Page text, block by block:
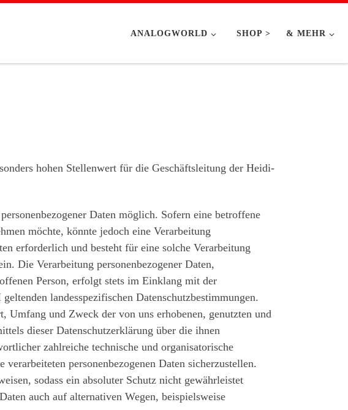
ANALOGWORLD SHOP > & MEHR
hohen Stellenwert für die Geschäftsleitung der Heidi-
Daten möglich. Sofern eine betroffene
möchte, könnte jedoch eine Verarbeitung
erforderlich und besteht für eine solche Verarbeitung
Die Verarbeitung personenbezogener Daten,
Person, erfolgt stets im Einklang mit der
landesspezifischen Datenschutzbestimmungen.
und Zweck der von uns erhobenen, genutzten und
dieser Datenschutzerklärung über die ihnen
zahlreiche technische und organisatorische
personenbezogenen Daten sicherzustellen.
sodass ein absoluter Schutz nicht gewährleistet
auch auf alternativen Wegen, beispielsweise